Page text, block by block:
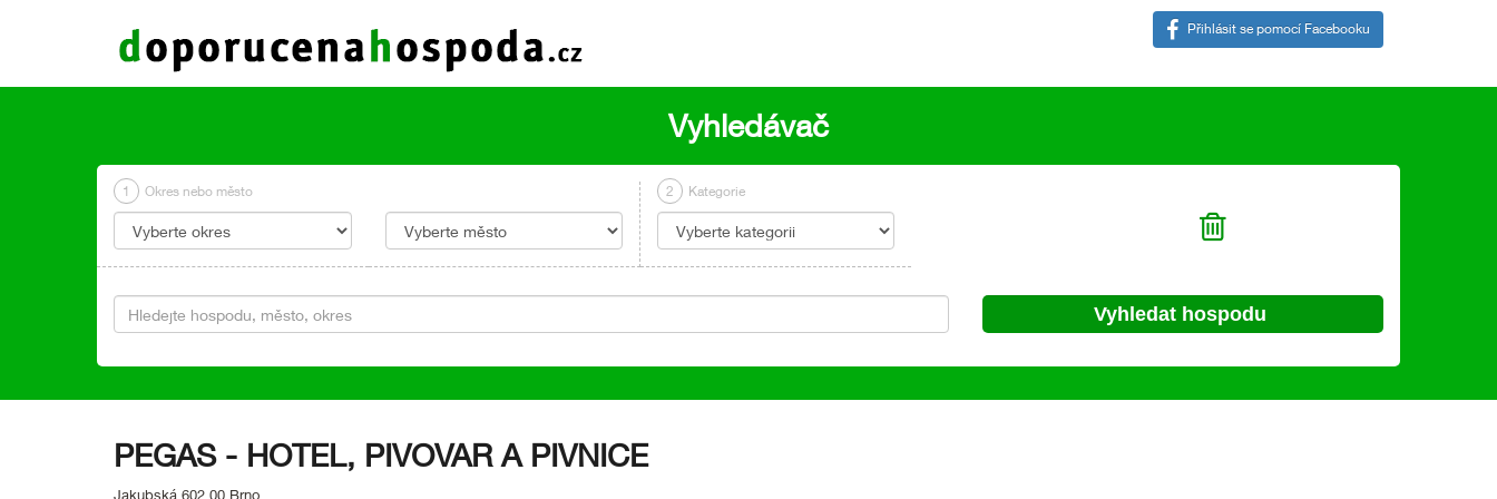
Přihlásit se pomocí Facebooku
Vyhledávač
1 Okres nebo město 2 Kategorie
PEGAS - HOTEL, PIVOVAR A PIVNICE
Jakubská 602 00 Brno